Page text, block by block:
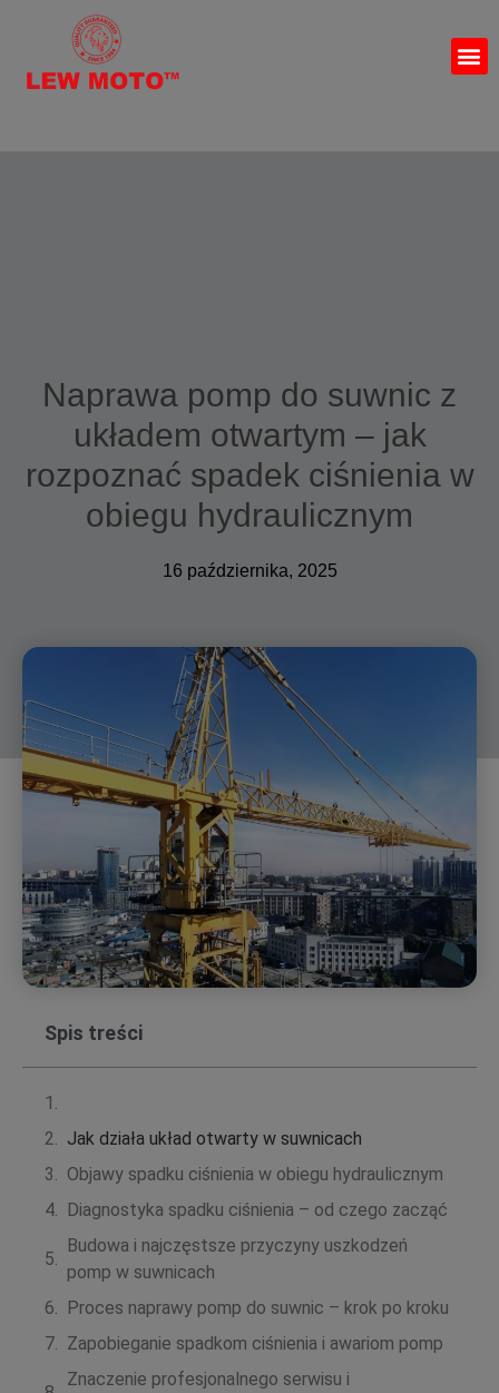
Naprawa pomp do suwnic z
układem otwartym – jak
rozpoznać spadek ciśnienia w
obiegu hydraulicznym
16 października, 2025
Spis treści
Jak działa układ otwarty w suwnicach
Objawy spadku ciśnienia w obiegu hydraulicznym
Diagnostyka spadku ciśnienia – od czego zacząć
Budowa i najczęstsze przyczyny uszkodzeń
pomp w suwnicach
Proces naprawy pomp do suwnic – krok po kroku
Zapobieganie spadkom ciśnienia i awariom pomp
Znaczenie profesjonalnego serwisu i